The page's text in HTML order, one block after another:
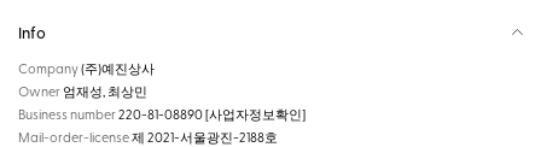
Info
Company(주)예진상사
Owner 엄재성, 최상민
Business number220-81-08890[사업자정보확인]
Mail-order-license제 2021-서울광진-2188호